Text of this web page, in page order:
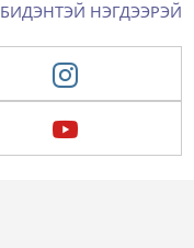
БИДЭНТЭЙ НЭГДЭЭРЭЙ